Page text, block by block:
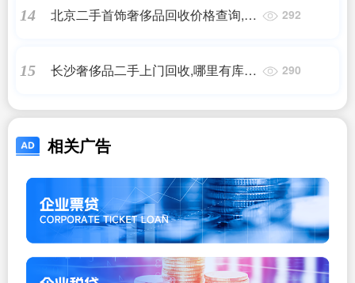
14
北京二手首饰奢侈品回收价格查询,周
292
15
长沙奢侈品二手上门回收,哪里有库存
290
相关广告